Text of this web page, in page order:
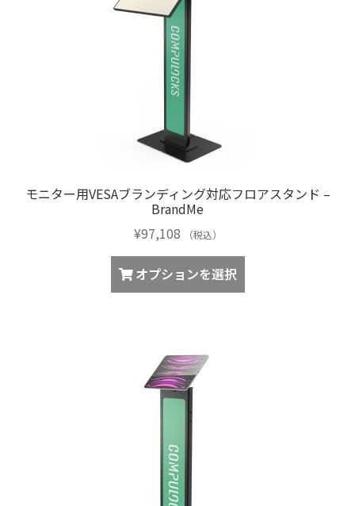
モニター用VESAブランディング対応フロアスタンド –
BrandMe
¥97,108 （税込）
オプションを選択